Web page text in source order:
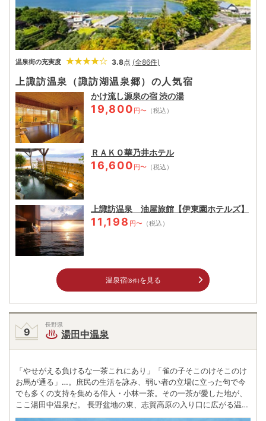
温泉街の充実度 3.8点 (全86件)
上諏訪温泉（諏訪湖温泉郷）の人気宿
かけ流し源泉の宿 渋の湯
19,800 円〜 （税込）
ＲＡＫＯ華乃井ホテル
16,600 円〜 （税込）
上諏訪温泉 油屋旅館【伊東園ホテルズ】
11,198 円〜 （税込）
温泉宿(8件)を見る
長野県
湯田中温泉
「やせがえる負けるな一茶これにあり」「雀の子そこのけそこのけ
お馬が通る」…。庶民の生活を詠み、弱い者の立場に立った句で今
でも多くの支持を集める俳人・小林一茶。その一茶が愛した地が、
ここ湯田中温泉だ。 長野盆地の東、志賀高原の入り口に広がる温泉
地は、小さい昔ながらの宿が建ち並び素朴な温泉情緒がたっぷり。